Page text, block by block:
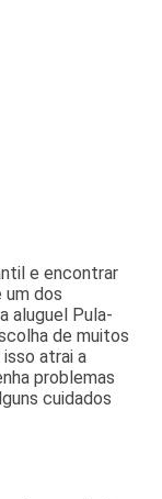
e encontrar
um dos
aluguel Pula-
de muitos
atrai a
problemas
cuidados